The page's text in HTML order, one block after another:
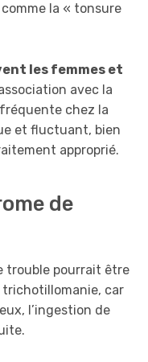
la « tonsure
les femmes et
avec la
chez la
et fluctuant, bien
approprié.
de
trouble pourrait être
trichotillomanie, car
l’ingestion de